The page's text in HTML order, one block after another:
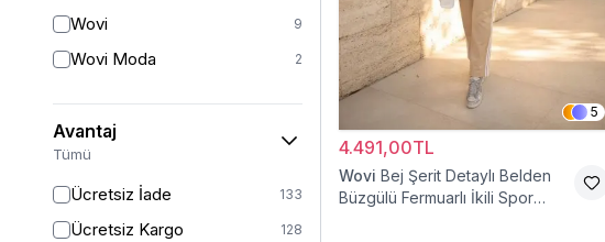
42/44 15
44
46
Wovi 9
Wovi Moda 2
Avantaj
Tümü
Ücretsiz İade 133
Ücretsiz Kargo 128
5
4.491,00TL
Wovi Bej Şerit Detaylı Belden
Büzgülü Fermuarlı İkili Spor